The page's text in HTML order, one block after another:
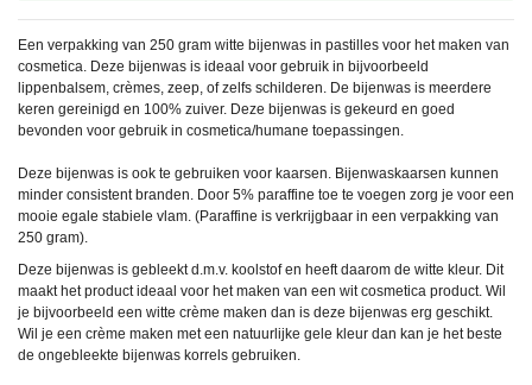
Een verpakking van 250 gram witte bijenwas in pastilles voor het maken van
cosmetica. Deze bijenwas is ideaal voor gebruik in bijvoorbeeld
lippenbalsem, crèmes, zeep, of zelfs schilderen. De bijenwas is meerdere
keren gereinigd en 100% zuiver. Deze bijenwas is gekeurd en goed
bevonden voor gebruik in cosmetica/humane toepassingen.
Deze bijenwas is ook te gebruiken voor kaarsen. Bijenwaskaarsen kunnen
minder consistent branden. Door 5% paraffine toe te voegen zorg je voor een
mooie egale stabiele vlam. (Paraffine is verkrijgbaar in een verpakking van
250 gram).
Deze bijenwas is gebleekt d.m.v. koolstof en heeft daarom de witte kleur. Dit
maakt het product ideaal voor het maken van een wit cosmetica product. Wil
je bijvoorbeeld een witte crème maken dan is deze bijenwas erg geschikt.
Wil je een crème maken met een natuurlijke gele kleur dan kan je het beste
de ongebleekte bijenwas korrels gebruiken.